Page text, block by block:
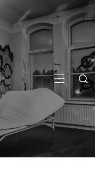
PRIMARY
MENU